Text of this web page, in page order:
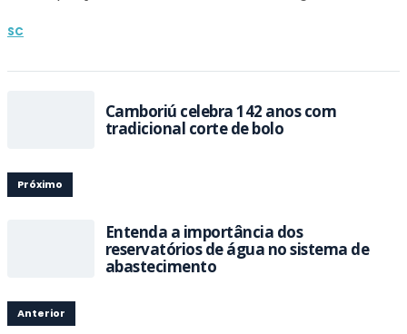
SC
Camboriú celebra 142 anos com
tradicional corte de bolo
Próximo
Entenda a importância dos
reservatórios de água no sistema de
abastecimento
Anterior